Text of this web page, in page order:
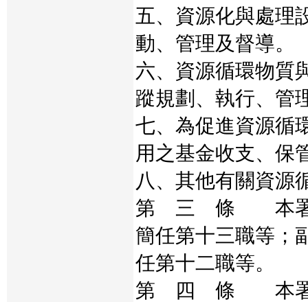
五、資源化與處理
動、管理及督導。
六、資源循環物質
蹤規劃、執行、管
七、為促進資源循
用之基金收支、保
八、其他有關資源
第 三 條 本署
簡任第十三職等；
任第十二職等。
第 四 條 本署